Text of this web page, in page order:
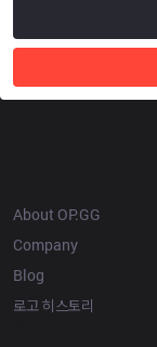
About OP.GG
Company
Blog
로고 히스토리